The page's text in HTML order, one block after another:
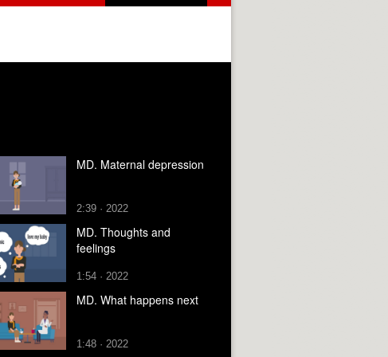
MD. Maternal depression
2:39 · 2022
MD. Thoughts and
feelings
1:54 · 2022
MD. What happens next
1:48 · 2022